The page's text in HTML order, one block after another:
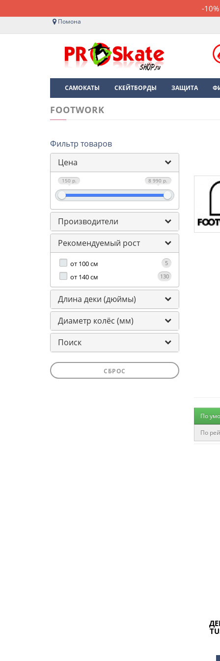
-
Помона
САМОКАТЫ СКЕЙТБОРДЫ ЗАЩИТА
FOOTWORK
Фильтр товаров
Цена
150 р. 8 990 р.
Производители
Рекомендуемый рост
от 100 см 5
от 140 см 130
Длина деки (дюймы)
Диаметр колёс (мм)
Поиск
СБРОС
По
По